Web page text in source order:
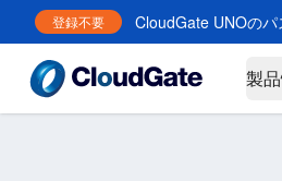
登録不要 CloudGate UNOのパ
製